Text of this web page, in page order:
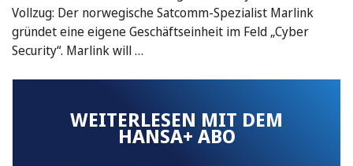
Vollzug: Der norwegische Satcomm-Spezialist Marlink
gründet eine eigene Geschäftseinheit im Feld „Cyber
Security“. Marlink will …
WEITERLESEN MIT DEM
HANSA+ ABO